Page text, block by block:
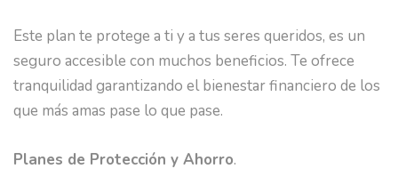
Este plan te protege a ti y a tus seres queridos, es un
seguro accesible con muchos beneficios. Te ofrece
tranquilidad garantizando el bienestar financiero de los
que más amas pase lo que pase.
Planes de Protección y Ahorro.